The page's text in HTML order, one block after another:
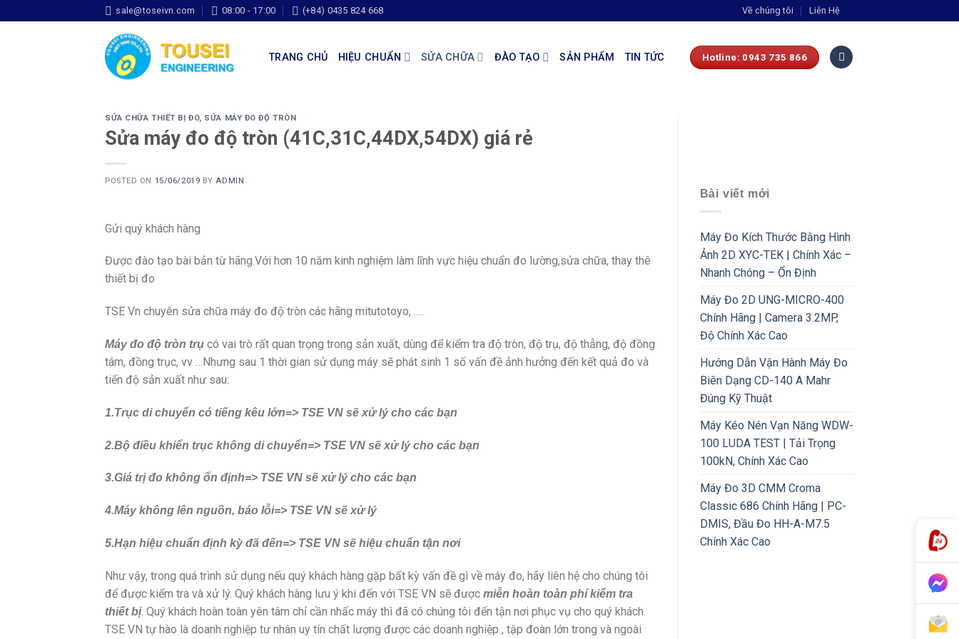
sale@toseivn.com 08:00 - 17:00 (+84) 0435 824 668 Về chúng tôi Liên Hệ
TRANG CHỦ HIỆU CHUẨN SỬA CHỮA ĐÀO TẠO SẢN PHẨM TIN TỨC Hotline: 0943 735 866
SỬA CHỮA THIẾT BỊ ĐO, SỬA MÁY ĐO ĐỘ TRÒN
Sửa máy đo độ tròn (41C,31C,44DX,54DX) giá rẻ
POSTED ON 15/06/2019 BY ADMIN
Gửi quý khách hàng
Được đào tạo bài bản từ hãng.Với hơn 10 năm kinh nghiệm làm lĩnh vực hiệu chuẩn đo lường,sửa chữa, thay thê
thiết bị đo
TSE Vn chuyên sửa chữa máy đo độ tròn các hãng mitutotoyo, .…
Máy đo độ tròn trụ có vai trò rất quan trọng trong sản xuất, dùng để kiểm tra độ tròn, độ trụ, độ thẳng, độ đồng
tâm, đồng trục, vv …Nhưng sau 1 thời gian sử dụng máy sẽ phát sinh 1 số vấn đề ảnh hưởng đến kết quả đo và
tiến độ sản xuất như sau:
1.Trục di chuyển có tiếng kêu lớn=> TSE VN sẽ xử lý cho các bạn
2.Bộ điều khiển trục không di chuyển=> TSE VN sẽ xử lý cho các bạn
3.Giá trị đo không ổn định=> TSE VN sẽ xử lý cho các bạn
4.Máy không lên nguồn, báo lỗi=> TSE VN sẽ xử lý
5.Hạn hiệu chuẩn định kỳ đã đến=> TSE VN sẽ hiệu chuẩn tận nơi
Như vậy, trong quá trình sử dụng nếu quý khách hàng gặp bất kỳ vấn đề gì về máy đo, hãy liên hệ cho chúng tôi
để được kiểm tra và xử lý. Quý khách hàng lưu ý khi đến với TSE VN sẽ được miễn hoàn toàn phí kiểm tra
thiết bị. Quý khách hoàn toàn yên tâm chỉ cần nhấc máy thì đã có chúng tôi đến tận nơi phục vụ cho quý khách.
TSE VN tự hào là doanh nghiệp tư nhân uy tín chất lượng được các doanh nghiệp , tập đoàn lớn trong và ngoài
Bài viết mới
Máy Đo Kích Thước Bằng Hình
Ảnh 2D XYC-TEK | Chính Xác –
Nhanh Chóng – Ổn Định
Máy Đo 2D UNG-MICRO-400
Chính Hãng | Camera 3.2MP,
Độ Chính Xác Cao
Hướng Dẫn Vận Hành Máy Đo
Biên Dạng CD-140 A Mahr
Đúng Kỹ Thuật
Máy Kéo Nén Vạn Năng WDW-
100 LUDA TEST | Tải Trọng
100kN, Chính Xác Cao
Máy Đo 3D CMM Croma
Classic 686 Chính Hãng | PC-
DMIS, Đầu Đo HH-A-M7.5
Chính Xác Cao